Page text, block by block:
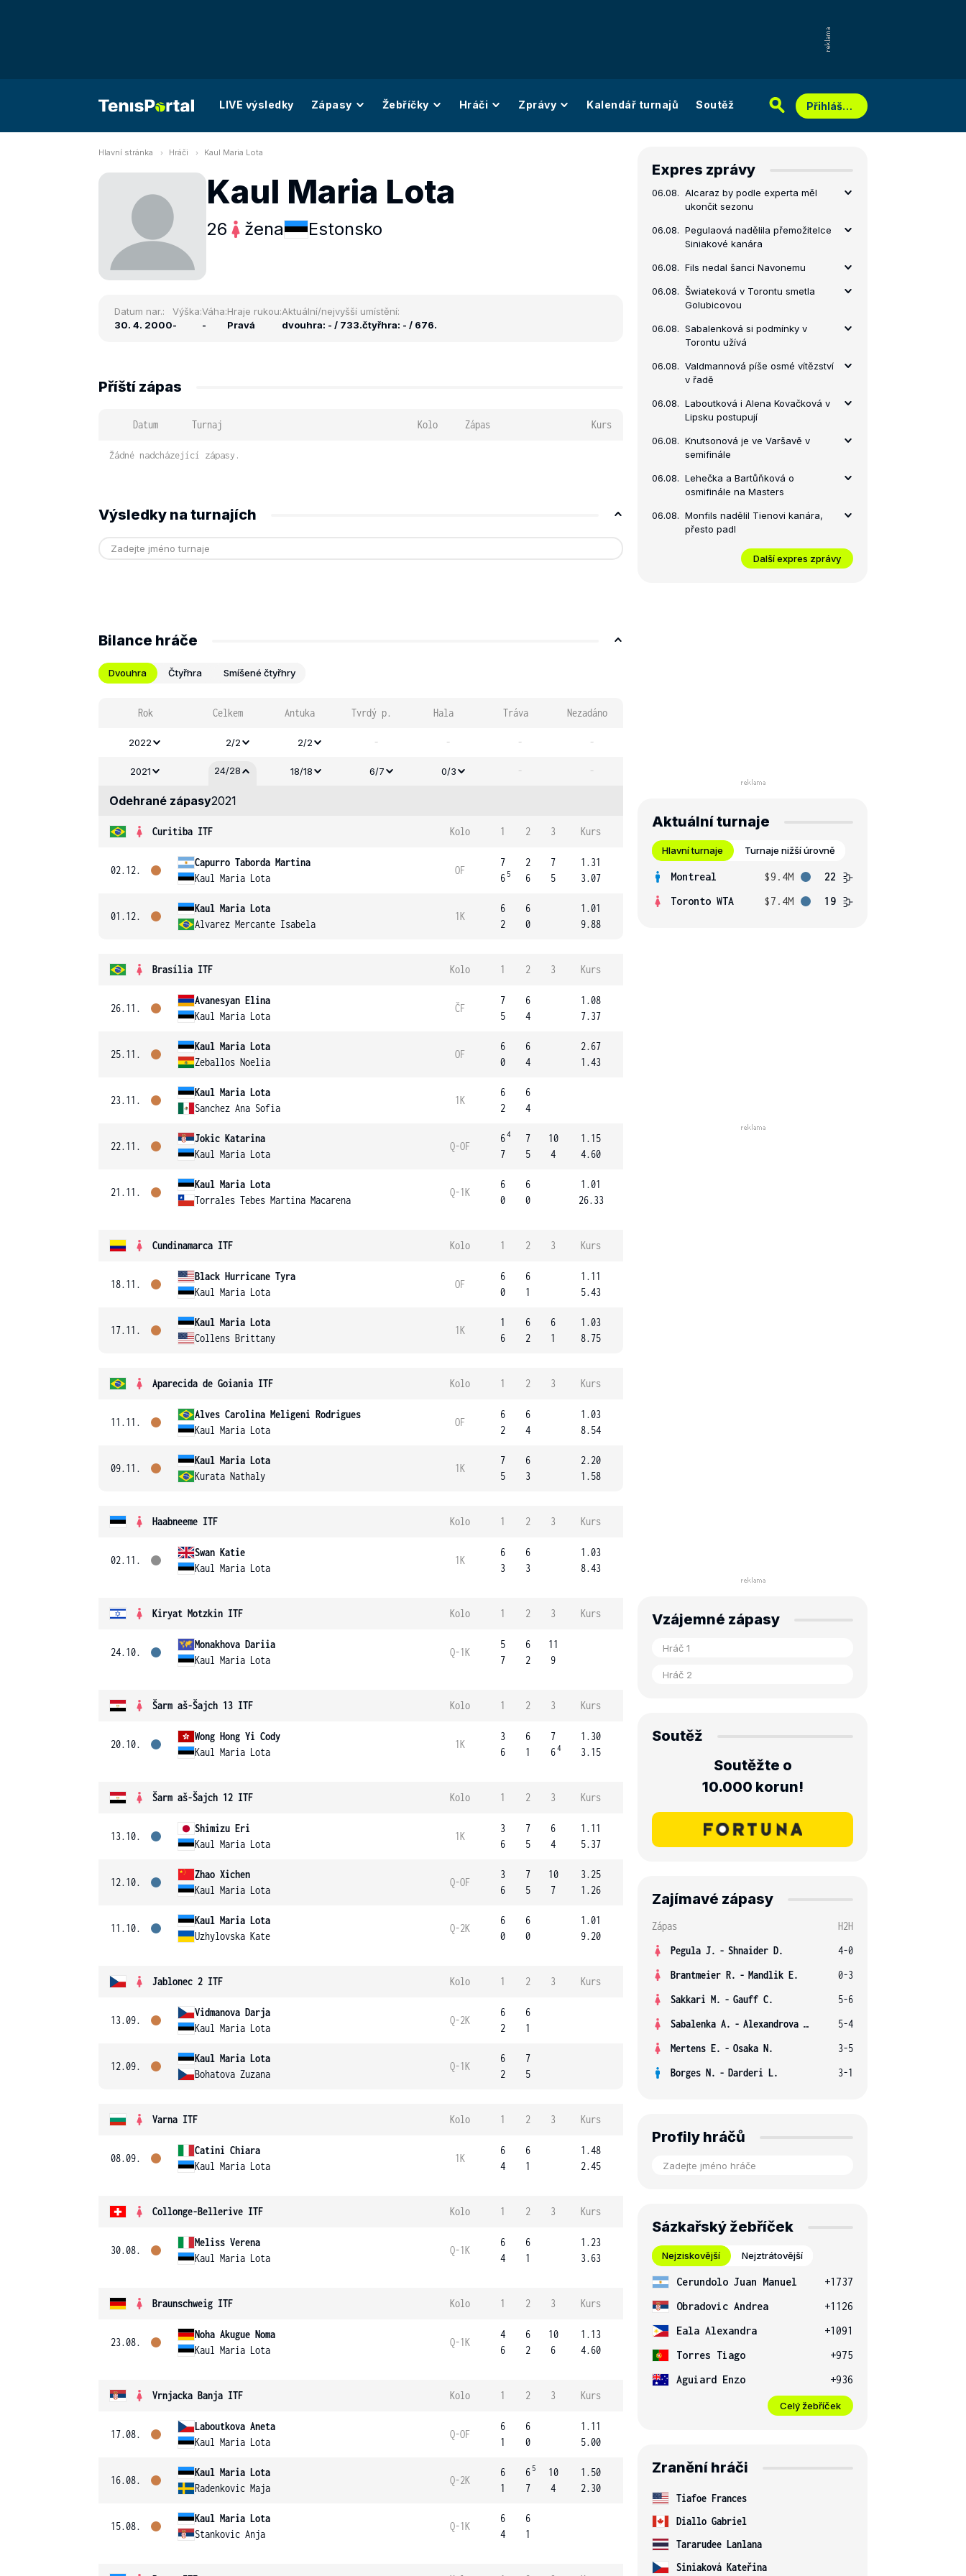
LIVE výsledky Zápasy Žebříčky Hráči Zprávy Kalendář turnajů Soutěž Přihlášení
Hlavní stránka Hráči Kaul Maria Lota
Kaul Maria Lota
26 žena Estonsko
Datum nar.:
30. 4. 2000
Výška:
-
Váha:
-
Hraje rukou:
Pravá
Aktuální/nejvyšší umístění:
dvouhra: - / 733.čtyřhra: - / 676.
Příští zápas
Datum Turnaj Kolo Zápas Kurs
Žádné nadcházející zápasy.
Výsledky na turnajích
Bilance hráče
Dvouhra Čtyřhra Smíšené čtyřhry
Rok Celkem Antuka Tvrdý p. Hala Tráva Nezadáno
2022 2/2 2/2 - - - -
2021 24/28 18/18 6/7 0/3 - -
Odehrané zápasy2021
Curitiba ITF Kolo 1 2 3 Kurs
02.12.
Capurro Taborda Martina
Kaul Maria Lota
OF
7
6 5
2
6
7
5
1.31
3.07
01.12.
Kaul Maria Lota
Alvarez Mercante Isabela
1K
6
2
6
0
1.01
9.88
Brasília ITF Kolo 1 2 3 Kurs
26.11.
Avanesyan Elina
Kaul Maria Lota
ČF
7
5
6
4
1.08
7.37
25.11.
Kaul Maria Lota
Zeballos Noelia
OF
6
0
6
4
2.67
1.43
23.11.
Kaul Maria Lota
Sanchez Ana Sofia
1K
6
2
6
4
22.11.
Jokic Katarina
Kaul Maria Lota
Q-OF
64
7
7
5
10
4
1.15
4.60
21.11.
Kaul Maria Lota
Torrales Tebes Martina Macarena
Q-1K
6
0
6
0
1.01
26.33
Cundinamarca ITF Kolo 1 2 3 Kurs
18.11.
Black Hurricane Tyra
Kaul Maria Lota
OF
6
0
6
1
1.11
5.43
17.11.
Kaul Maria Lota
Collens Brittany
1K
1
6
6
2
6
1
1.03
8.75
Aparecida de Goiania ITF Kolo 1 2 3 Kurs
11.11.
Alves Carolina Meligeni Rodrigues
Kaul Maria Lota
OF
6
2
6
4
1.03
8.54
09.11.
Kaul Maria Lota
Kurata Nathaly
1K
7
5
6
3
2.20
1.58
Haabneeme ITF Kolo 1 2 3 Kurs
02.11.
Swan Katie
Kaul Maria Lota
1K
6
3
6
3
1.03
8.43
Kiryat Motzkin ITF Kolo 1 2 3 Kurs
24.10.
Monakhova Dariia
Kaul Maria Lota
Q-1K
5
7
6
2
11
9
Šarm aš-Šajch 13 ITF Kolo 1 2 3 Kurs
20.10.
Wong Hong Yi Cody
Kaul Maria Lota
1K
3
6
6
1
7
64
1.30
3.15
Šarm aš-Šajch 12 ITF Kolo 1 2 3 Kurs
13.10.
Shimizu Eri
Kaul Maria Lota
1K
3
6
7
5
6
4
1.11
5.37
12.10.
Zhao Xichen
Kaul Maria Lota
Q-OF
3
6
7
5
10
7
3.25
1.26
11.10.
Kaul Maria Lota
Uzhylovska Kate
Q-2K
6
0
6
0
1.01
9.20
Jablonec 2 ITF Kolo 1 2 3 Kurs
13.09.
Vidmanova Darja
Kaul Maria Lota
Q-2K
6
2
6
1
12.09.
Kaul Maria Lota
Bohatova Zuzana
Q-1K
6
2
7
5
Varna ITF Kolo 1 2 3 Kurs
08.09.
Catini Chiara
Kaul Maria Lota
1K
6
4
6
1
1.48
2.45
Collonge-Bellerive ITF Kolo 1 2 3 Kurs
30.08.
Meliss Verena
Kaul Maria Lota
Q-1K
6
4
6
1
1.23
3.63
Braunschweig ITF Kolo 1 2 3 Kurs
23.08.
Noha Akugue Noma
Kaul Maria Lota
Q-1K
4
6
6
2
10
6
1.13
4.60
Vrnjacka Banja ITF Kolo 1 2 3 Kurs
17.08.
Laboutkova Aneta
Kaul Maria Lota
Q-OF
6
1
6
0
1.11
5.00
16.08.
Kaul Maria Lota
Radenkovic Maja
Q-2K
6
1
6 5
7
10
4
1.50
2.30
15.08.
Kaul Maria Lota
Stankovic Anja
Q-1K
6
4
6
1
Expres zprávy
06.08. Alcaraz by podle experta měl
ukončit sezonu
06.08. Pegulaová nadělila přemožitelce
Siniakové kanára
06.08. Fils nedal šanci Navonemu
06.08. Šwiateková v Torontu smetla
Golubicovou
06.08. Sabalenková si podmínky v
Torontu užívá
06.08. Valdmannová píše osmé vítězství
v řadě
06.08. Laboutková i Alena Kovačková v
Lipsku postupují
06.08. Knutsonová je ve Varšavě v
semifinále
06.08. Lehečka a Bartůňková o
osmifinále na Masters
06.08. Monfils nadělil Tienovi kanára,
přesto padl
Další expres zprávy
Aktuální turnaje
Hlavní turnaje Turnaje nižší úrovně
Montreal $9.4M
22
Toronto WTA
$7.4M 19
Vzájemné zápasy
Soutěž
Soutěžte o
10.000 korun!
Zajímavé zápasy
Zápas
H2H
Pegula J. - Shnaider D.
4-0
Brantmeier R. - Mandlik E.
0-3
Sakkari M. - Gauff C.
5-6
Sabalenka A. - Alexandrova E.
5-4
Mertens E. - Osaka N.
3-5
Borges N. - Darderi L. 3-1
Profily hráčů
Sázkařský žebříček
Nejziskovější Nejztrátovější
Cerundolo Juan Manuel
+1737
Obradovic Andrea
+1126
Eala Alexandra
+1091
Torres Tiago
+975
Aguiard Enzo
+936
Celý žebříček
Zranění hráči
Tiafoe Frances
Diallo Gabriel
Tararudee Lanlana
Siniaková Kateřina